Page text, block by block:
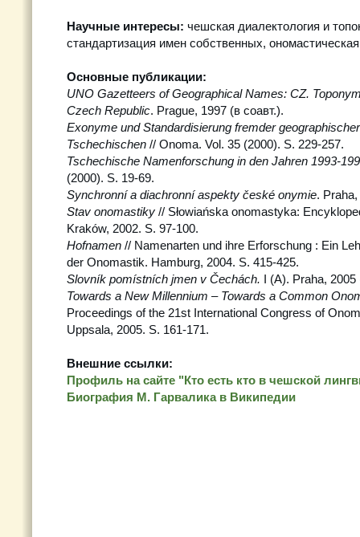
Научные интересы: чешская диалектология и
стандартизация имен собственных,
Основные публикации:
UNO Gazetteers of Geographical Names: CZ.
Czech Republic. Prague, 1997 (в соавт.).
Exonyme und Standardisierung fremder
Tschechischen // Onoma. Vol. 35 (2000). S. 229-257.
Tschechische Namenforschung in den Jahren 1993-
(2000). S. 19-69.
Synchronní a diachronní aspekty české onymie.
Stav onomastiky // Słowiańska onomastyka:
Kraków, 2002. S. 97-100.
Hofnamen // Namenarten und ihre Erforschung : Ein
der Onomastik. Hamburg, 2004. S. 415-425.
Slovník pomístních jmen v Čechách. I (A). Praha, 2005
Towards a New Millennium – Towards a Common
Proceedings of the 21st International Congress of
Uppsala, 2005. S. 161-171.
Внешние ссылки:
Профиль на сайте "Кто есть кто в чешской
Биография М. Гарвалика в Википедии